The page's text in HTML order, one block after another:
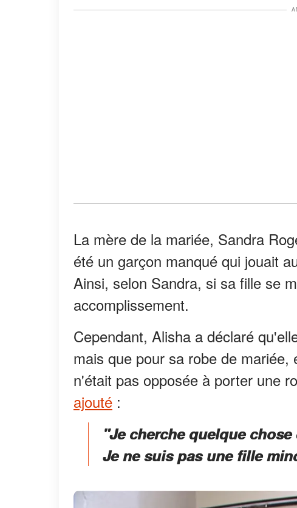
La mère de la mariée, Sandra
été un garçon manqué qui jouait
Ainsi, selon Sandra, si sa fille se
accomplissement.
Cependant, Alisha a déclaré
mais que pour sa robe de
n'était pas opposée à porter une
ajouté :
"Je cherche quelque
Je ne suis pas une fille